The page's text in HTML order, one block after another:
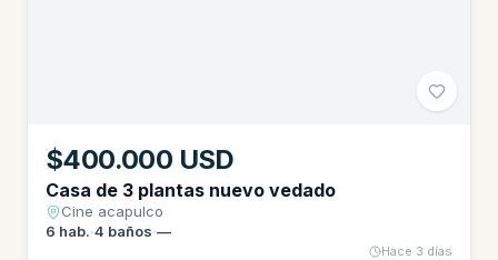
$400.000 USD
Casa de 3 plantas nuevo vedado
Cine acapulco
6 hab.·4 baños·—
Hace 3 días